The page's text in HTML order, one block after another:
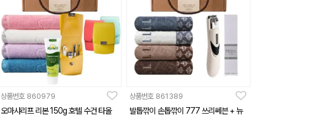
상품번호 860979
오마샤리프 리본 150g 호텔 수건 타올
상품번호 861389
발톱깎이 손톱깎이 777 쓰리쎄븐 + 뉴